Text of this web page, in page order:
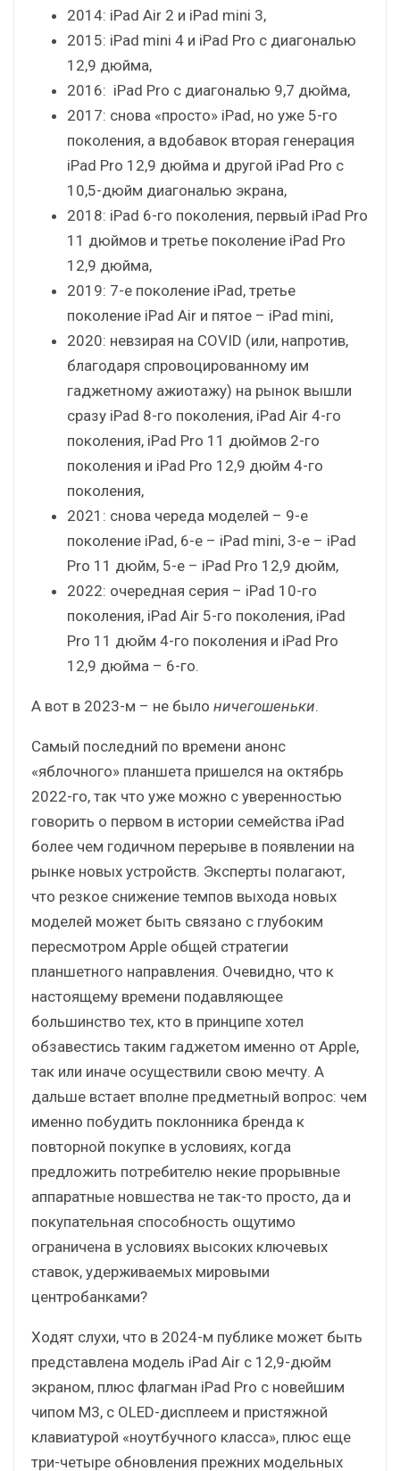
2014: iPad Air 2 и iPad mini 3,
2015: iPad mini 4 и iPad Pro с диагональю
12,9 дюйма,
2016: iPad Pro с диагональю 9,7 дюйма,
2017: снова «просто» iPad, но уже 5-го
поколения, а вдобавок вторая генерация
iPad Pro 12,9 дюйма и другой iPad Pro с
10,5-дюйм диагональю экрана,
2018: iPad 6-го поколения, первый iPad Pro
11 дюймов и третье поколение iPad Pro
12,9 дюйма,
2019: 7-е поколение iPad, третье
поколение iPad Air и пятое – iPad mini,
2020: невзирая на COVID (или, напротив,
благодаря спровоцированному им
гаджетному ажиотажу) на рынок вышли
сразу iPad 8-го поколения, iPad Air 4-го
поколения, iPad Pro 11 дюймов 2-го
поколения и iPad Pro 12,9 дюйм 4-го
поколения,
2021: снова череда моделей – 9-е
поколение iPad, 6-е – iPad mini, 3-е – iPad
Pro 11 дюйм, 5-е – iPad Pro 12,9 дюйм,
2022: очередная серия – iPad 10-го
поколения, iPad Air 5-го поколения, iPad
Pro 11 дюйм 4-го поколения и iPad Pro
12,9 дюйма – 6-го.
А вот в 2023-м – не было ничегошеньки.
Самый последний по времени анонс
«яблочного» планшета пришелся на октябрь
2022-го, так что уже можно с уверенностью
говорить о первом в истории семейства iPad
более чем годичном перерыве в появлении на
рынке новых устройств. Эксперты полагают,
что резкое снижение темпов выхода новых
моделей может быть связано с глубоким
пересмотром Apple общей стратегии
планшетного направления. Очевидно, что к
настоящему времени подавляющее
большинство тех, кто в принципе хотел
обзавестись таким гаджетом именно от Apple,
так или иначе осуществили свою мечту. А
дальше встает вполне предметный вопрос: чем
именно побудить поклонника бренда к
повторной покупке в условиях, когда
предложить потребителю некие прорывные
аппаратные новшества не так-то просто, да и
покупательная способность ощутимо
ограничена в условиях высоких ключевых
ставок, удерживаемых мировыми
центробанками?
Ходят слухи, что в 2024-м публике может быть
представлена модель iPad Air с 12,9-дюйм
экраном, плюс флагман iPad Pro с новейшим
чипом М3, с OLED-дисплеем и пристяжной
клавиатурой «ноутбучного класса», плюс еще
три-четыре обновления прежних модельных